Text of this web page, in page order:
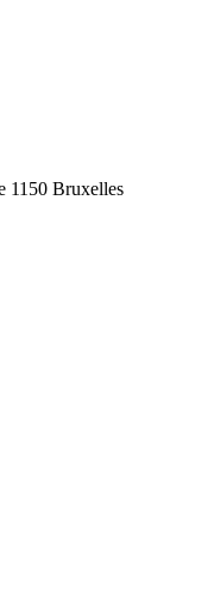
1150 Bruxelles